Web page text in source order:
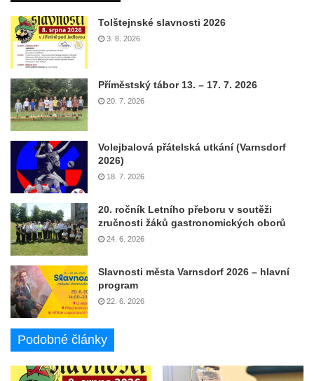
Tolštejnské slavnosti 2026
3. 8. 2026
Příměstský tábor 13. – 17. 7. 2026
20. 7. 2026
Volejbalová přátelská utkání (Varnsdorf
2026)
18. 7. 2026
20. ročník Letního přeboru v soutěži
zručnosti žáků gastronomických oborů
24. 6. 2026
Slavnosti města Varnsdorf 2026 – hlavní
program
22. 6. 2026
Podobné články